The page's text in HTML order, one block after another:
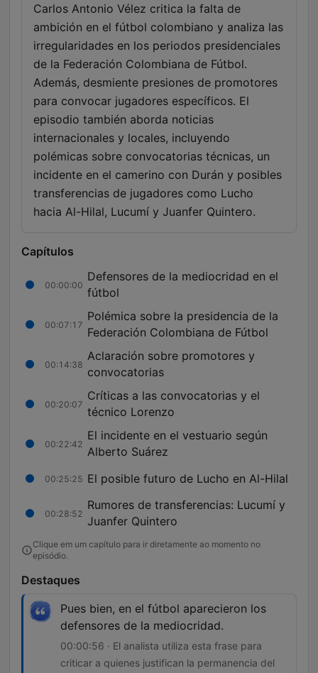
Carlos Antonio Vélez critica la falta de
ambición en el fútbol colombiano y analiza las
irregularidades en los periodos presidenciales
de la Federación Colombiana de Fútbol.
Además, desmiente presiones de promotores
para convocar jugadores específicos. El
episodio también aborda noticias
internacionales y locales, incluyendo
polémicas sobre convocatorias técnicas, un
incidente en el camerino con Durán y posibles
transferencias de jugadores como Lucho
hacia Al-Hilal, Lucumí y Juanfer Quintero.
Capítulos
00:00:00
Defensores de la mediocridad en el
fútbol
00:07:17
Polémica sobre la presidencia de la
Federación Colombiana de Fútbol
00:14:38
Aclaración sobre promotores y
convocatorias
00:20:07
Críticas a las convocatorias y el
técnico Lorenzo
00:22:42
El incidente en el vestuario según
Alberto Suárez
00:25:25 El posible futuro de Lucho en Al-Hilal
00:28:52
Rumores de transferencias: Lucumí y
Juanfer Quintero
Clique em um capítulo para ir diretamente ao momento no
episódio.
Destaques
Pues bien, en el fútbol aparecieron los
defensores de la mediocridad.
00:00:56 · El analista utiliza esta frase para
criticar a quienes justifican la permanencia del